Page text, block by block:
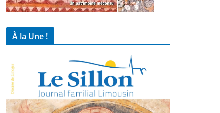
À la Une !